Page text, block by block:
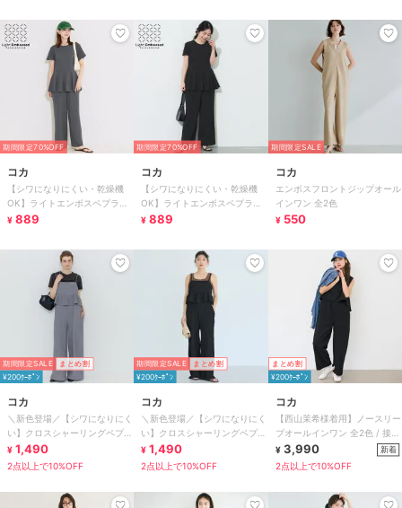
期間限定70%OFF
コカ
【シワになりにくい・乾燥機
OK】ライトエンボスペプラム
オールインワン 全2色
¥ 889
期間限定70%OFF
コカ
【シワになりにくい・乾燥機
OK】ライトエンボスペプラム
オールインワン 全2色
¥ 889
期間限定SALE
コカ
エンボスフロントジップオール
インワン 全2色
¥ 550
期間限定SALE
まとめ割
¥200ｸｰﾎﾟﾝ
コカ
＼新色登場／【シワになりにく
い】クロスシャーリングペプラ
ムオールインワン 全2色
¥ 1,490
2点以上で10%OFF
期間限定SALE
まとめ割
¥200ｸｰﾎﾟﾝ
コカ
＼新色登場／【シワになりにく
い】クロスシャーリングペプラ
ムオールインワン 全2色
¥ 1,490
2点以上で10%OFF
まとめ割
¥200ｸｰﾎﾟﾝ
コカ
【西山茉希様着用】ノースリー
ブオールインワン 全2色 / 接触
冷感・シワになりにくい
¥ 3,990 新着
2点以上で10%OFF